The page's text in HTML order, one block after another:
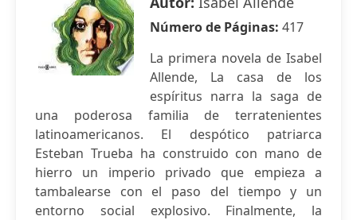
Número de Páginas: 417
La primera novela de Isabel
Allende, La casa de los
espíritus narra la saga de
una poderosa familia de terratenientes
latinoamericanos. El despótico patriarca
Esteban Trueba ha construido con mano de
hierro un imperio privado que empieza a
tambalearse con el paso del tiempo y un
entorno social explosivo. Finalmente, la